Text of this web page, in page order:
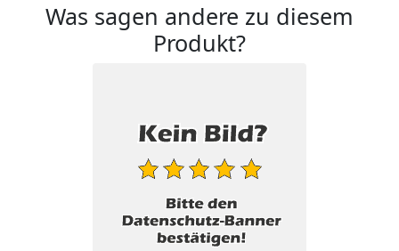
Was sagen andere zu diesem
Produkt?